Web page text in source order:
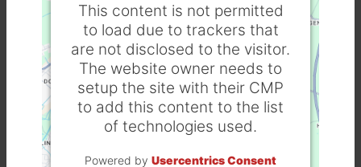
This content is not permitted
to load due to trackers that
are not disclosed to the visitor.
The website owner needs to
setup the site with their CMP
to add this content to the list
of technologies used.
Powered by Usercentrics Consent